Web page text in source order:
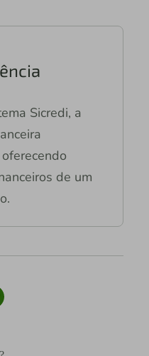
Sicredi, a
de um